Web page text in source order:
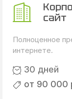
сайт
Полноценное
интернете.
30 дней
от 90 000